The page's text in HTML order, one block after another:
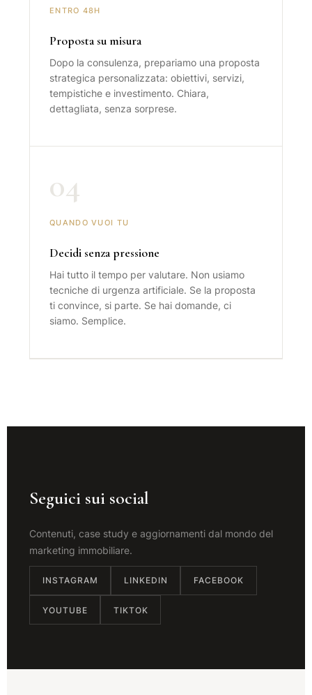
ENTRO 48H
Proposta su misura
Dopo la consulenza, prepariamo una proposta
strategica personalizzata: obiettivi, servizi,
tempistiche e investimento. Chiara,
dettagliata, senza sorprese.
04
QUANDO VUOI TU
Decidi senza pressione
Hai tutto il tempo per valutare. Non usiamo
tecniche di urgenza artificiale. Se la proposta
ti convince, si parte. Se hai domande, ci
siamo. Semplice.
Seguici sui social
Contenuti, case study e aggiornamenti dal mondo del
marketing immobiliare.
INSTAGRAM LINKEDIN FACEBOOK
YOUTUBE TIKTOK